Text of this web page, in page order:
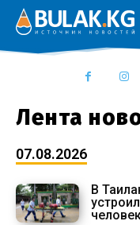
Лента
07.08.2026
В